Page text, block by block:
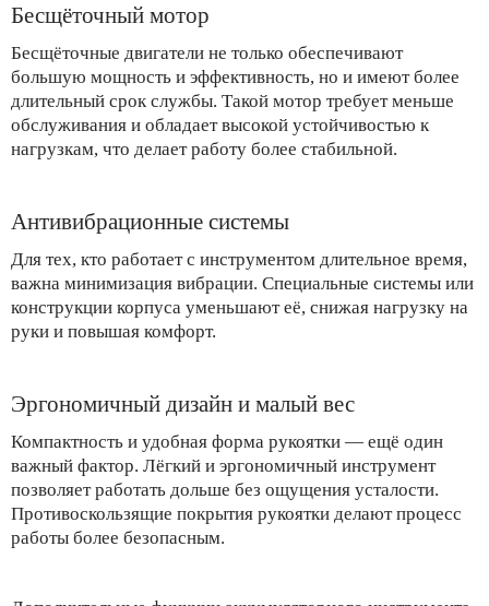
Бесщёточный мотор
Бесщёточные двигатели не только обеспечивают
большую мощность и эффективность, но и имеют более
длительный срок службы. Такой мотор требует меньше
обслуживания и обладает высокой устойчивостью к
нагрузкам, что делает работу более стабильной.
Антивибрационные системы
Для тех, кто работает с инструментом длительное время,
важна минимизация вибрации. Специальные системы или
конструкции корпуса уменьшают её, снижая нагрузку на
руки и повышая комфорт.
Эргономичный дизайн и малый вес
Компактность и удобная форма рукоятки — ещё один
важный фактор. Лёгкий и эргономичный инструмент
позволяет работать дольше без ощущения усталости.
Противоскользящие покрытия рукоятки делают процесс
работы более безопасным.